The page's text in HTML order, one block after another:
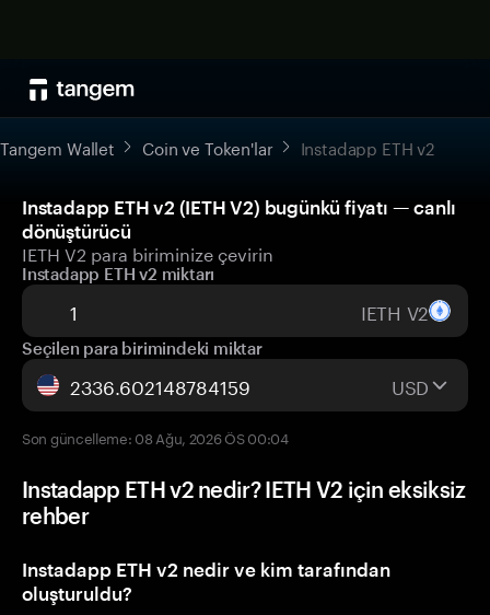
Tangem Wallet Coin ve Token'lar Instadapp ETH v2
Instadapp ETH v2 (IETH V2) bugünkü fiyatı — canlı
dönüştürücü
IETH V2 para biriminize çevirin
Instadapp ETH v2 miktarı
IETH V2
Seçilen para birimindeki miktar
USD
Son güncelleme: 08 Ağu, 2026 ÖS 00:04
Instadapp ETH v2 nedir? IETH V2 için eksiksiz
rehber
Instadapp ETH v2 nedir ve kim tarafından
oluşturuldu?